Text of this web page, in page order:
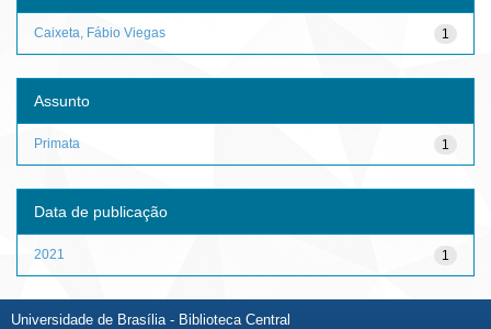
1
Caixeta, Fábio Viegas
Assunto
1
Primata
Data de publicação
1
2021
Universidade de Brasília - Biblioteca Central